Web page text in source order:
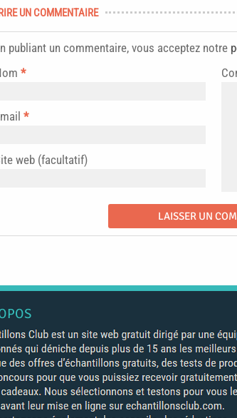
UN COMMENTAIRE
publiant un commentaire, vous acceptez notre
*
*
web (facultatif)